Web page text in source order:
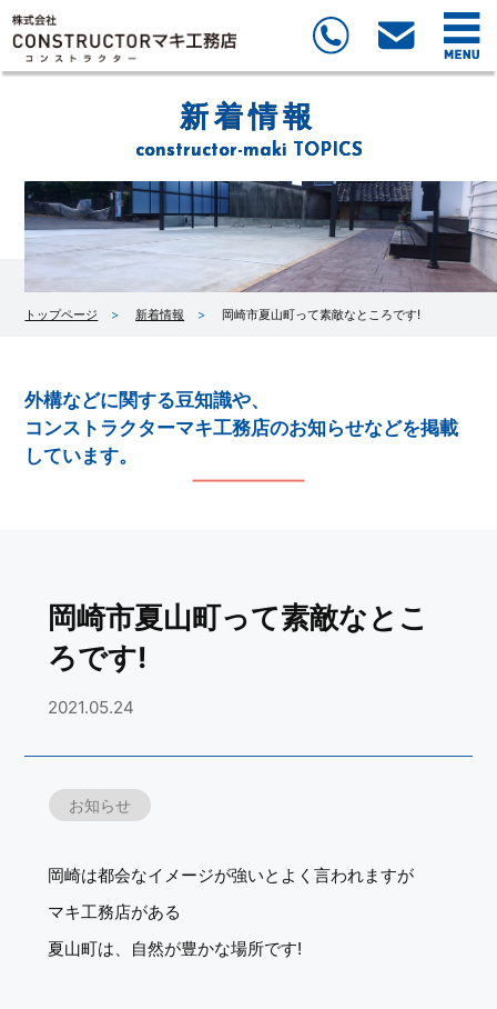
新着情報
constructor-maki TOPICS
トップページ 新着情報 岡崎市夏山町って素敵なところです!
外構などに関する豆知識や、
コンストラクターマキ工務店のお知らせなどを掲載
しています。
岡崎市夏山町って素敵なとこ
ろです!
2021.05.24
お知らせ
岡崎は都会なイメージが強いとよく言われますが
マキ工務店がある
夏山町は、自然が豊かな場所です!